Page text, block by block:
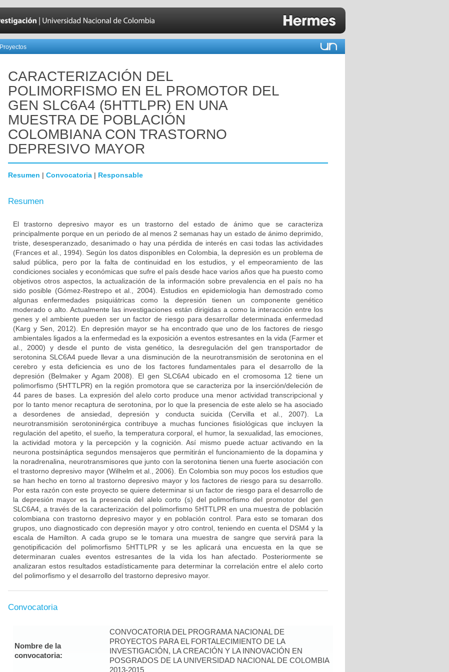
Proyectos
CARACTERIZACIÓN DEL
POLIMORFISMO EN EL PROMOTOR DEL
GEN SLC6A4 (5HTTLPR) EN UNA
MUESTRA DE POBLACIÓN
COLOMBIANA CON TRASTORNO
DEPRESIVO MAYOR
Resumen | Convocatoria | Responsable
Resumen
El trastorno depresivo mayor es un trastorno del estado de ánimo que se caracteriza
principalmente porque en un periodo de al menos 2 semanas hay un estado de ánimo deprimido,
triste, desesperanzado, desanimado o hay una pérdida de interés en casi todas las actividades
(Frances et al., 1994). Según los datos disponibles en Colombia, la depresión es un problema de
salud pública, pero por la falta de continuidad en los estudios, y el empeoramiento de las
condiciones sociales y económicas que sufre el país desde hace varios años que ha puesto como
objetivos otros aspectos, la actualización de la información sobre prevalencia en el país no ha
sido posible (Gómez-Restrepo et al., 2004). Estudios en epidemiologia han demostrado como
algunas enfermedades psiquiátricas como la depresión tienen un componente genético
moderado o alto. Actualmente las investigaciones están dirigidas a como la interacción entre los
genes y el ambiente pueden ser un factor de riesgo para desarrollar determinada enfermedad
(Karg y Sen, 2012). En depresión mayor se ha encontrado que uno de los factores de riesgo
ambientales ligados a la enfermedad es la exposición a eventos estresantes en la vida (Farmer et
al., 2000) y desde el punto de vista genético, la desregulación del gen transportador de
serotonina SLC6A4 puede llevar a una disminución de la neurotransmisión de serotonina en el
cerebro y esta deficiencia es uno de los factores fundamentales para el desarrollo de la
depresión (Belmaker y Agam 2008). El gen SLC6A4 ubicado en el cromosoma 12 tiene un
polimorfismo (5HTTLPR) en la región promotora que se caracteriza por la inserción/deleción de
44 pares de bases. La expresión del alelo corto produce una menor actividad transcripcional y
por lo tanto menor recaptura de serotonina, por lo que la presencia de este alelo se ha asociado
a desordenes de ansiedad, depresión y conducta suicida (Cervilla et al., 2007). La
neurotransmisión serotoninérgica contribuye a muchas funciones fisiológicas que incluyen la
regulación del apetito, el sueño, la temperatura corporal, el humor, la sexualidad, las emociones,
la actividad motora y la percepción y la cognición. Así mismo puede actuar activando en la
neurona postsináptica segundos mensajeros que permitirán el funcionamiento de la dopamina y
la noradrenalina, neurotransmisores que junto con la serotonina tienen una fuerte asociación con
el trastorno depresivo mayor (Wilhelm et al., 2006). En Colombia son muy pocos los estudios que
se han hecho en torno al trastorno depresivo mayor y los factores de riesgo para su desarrollo.
Por esta razón con este proyecto se quiere determinar si un factor de riesgo para el desarrollo de
la depresión mayor es la presencia del alelo corto (s) del polimorfismo del promotor del gen
SLC6A4, a través de la caracterización del polimorfismo 5HTTLPR en una muestra de población
colombiana con trastorno depresivo mayor y en población control. Para esto se tomaran dos
grupos, uno diagnosticado con depresión mayor y otro control, teniendo en cuenta el DSM4 y la
escala de Hamilton. A cada grupo se le tomara una muestra de sangre que servirá para la
genotipificación del polimorfismo 5HTTLPR y se les aplicará una encuesta en la que se
determinaran cuales eventos estresantes de la vida los han afectado. Posteriormente se
analizaran estos resultados estadísticamente para determinar la correlación entre el alelo corto
del polimorfismo y el desarrollo del trastorno depresivo mayor.
Convocatoria
Nombre de la
convocatoria:
CONVOCATORIA DEL PROGRAMA NACIONAL DE
PROYECTOS PARA EL FORTALECIMIENTO DE LA
INVESTIGACIÓN, LA CREACIÓN Y LA INNOVACIÓN EN
POSGRADOS DE LA UNIVERSIDAD NACIONAL DE COLOMBIA
2013-2015